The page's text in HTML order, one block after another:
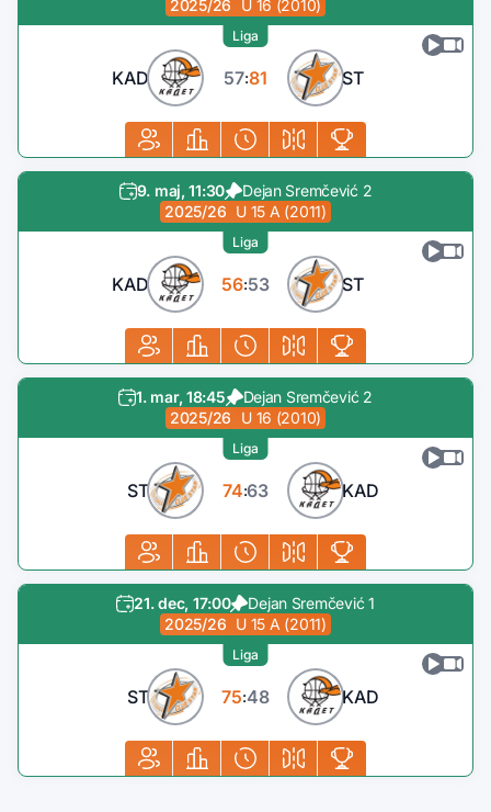
2025/26
U 16 (2010)
KAD 57:81 ST
Liga
9. maj, 11:30
Dejan Sremčević 2
2025/26 U 15 A (2011)
KAD 56:53 ST
Liga
1. mar, 18:45
Dejan Sremčević 2
2025/26
U 16 (2010)
ST 74:63 KAD
Liga
21. dec, 17:00
Dejan Sremčević 1
2025/26 U 15 A (2011)
ST 75:48 KAD
Liga